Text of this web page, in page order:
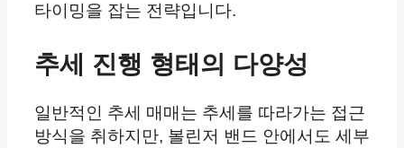
타이밍을 잡는 전략입니다.
추세 진행 형태의 다양성
일반적인 추세 매매는 추세를 따라가는 접근
방식을 취하지만, 볼린저 밴드 안에서도 세부